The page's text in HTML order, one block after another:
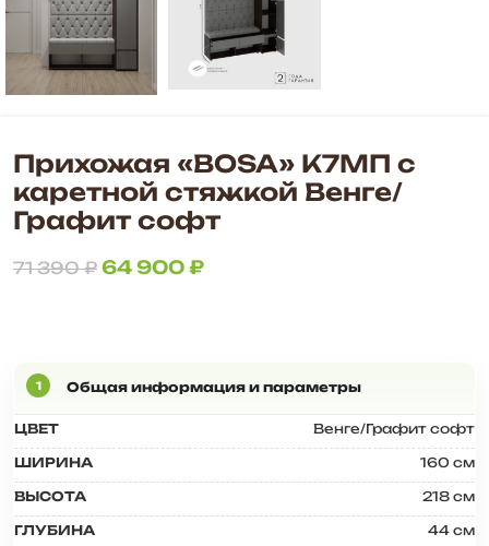
Прихожая «BOSA» К7МП с
каретной стяжкой Венге/
Графит софт
71 390₽ 64 900₽
ЦВЕТ Венге/Графит софт
ШИРИНА 160 см
ВЫСОТА 218 см
ГЛУБИНА 44 см